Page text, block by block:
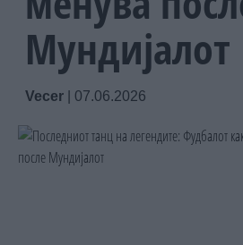
Мундијалот
Vecer 07.06.2026